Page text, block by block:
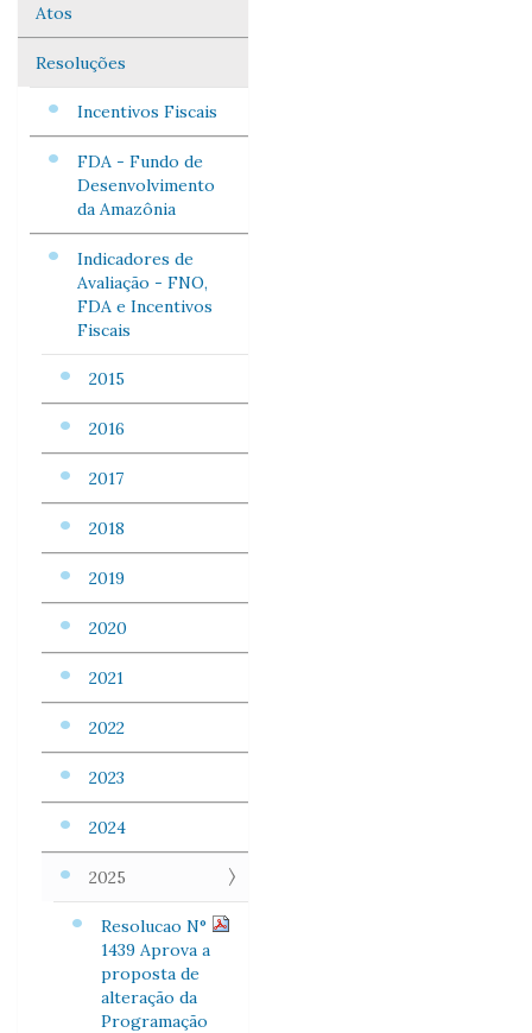
Navegação
Atos
Resoluções
Incentivos Fiscais
FDA - Fundo de
Desenvolvimento
da Amazônia
Indicadores de
Avaliação - FNO,
FDA e Incentivos
Fiscais
2015
2016
2017
2018
2019
2020
2021
2022
2023
2024
2025
Resolucao N°
1439 Aprova a
proposta de
alteração da
Programação